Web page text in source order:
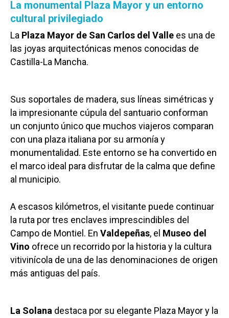
La monumental Plaza Mayor y un entorno
cultural privilegiado
La Plaza Mayor de San Carlos del Valle es una de
las joyas arquitectónicas menos conocidas de
Castilla-La Mancha.
Sus soportales de madera, sus líneas simétricas y
la impresionante cúpula del santuario conforman
un conjunto único que muchos viajeros comparan
con una plaza italiana por su armonía y
monumentalidad. Este entorno se ha convertido en
el marco ideal para disfrutar de la calma que define
al municipio.
A escasos kilómetros, el visitante puede continuar
la ruta por tres enclaves imprescindibles del
Campo de Montiel. En Valdepeñas, el Museo del
Vino ofrece un recorrido por la historia y la cultura
vitivinícola de una de las denominaciones de origen
más antiguas del país.
La Solana destaca por su elegante Plaza Mayor y la